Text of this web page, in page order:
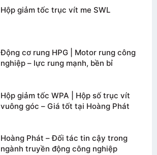
Hộp giảm tốc trục vít me SWL
Động cơ rung HPG | Motor rung công
nghiệp – lực rung mạnh, bền bỉ
Hộp giảm tốc WPA | Hộp số trục vít
vuông góc – Giá tốt tại Hoàng Phát
Hoàng Phát – Đối tác tin cậy trong
ngành truyền động công nghiệp